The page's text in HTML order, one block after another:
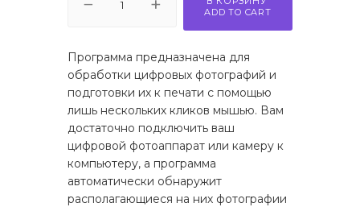
ADD TO CART
Программа предназначена для
обработки цифровых фотографий и
подготовки их к печати с помощью
лишь нескольких кликов мышью. Вам
достаточно подключить ваш
цифровой фотоаппарат или камеру к
компьютеру, а программа
автоматически обнаружит
располагающиеся на них фотографии